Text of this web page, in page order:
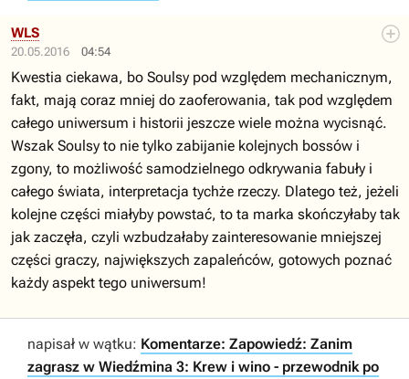
20.05.2016 04:54
WLS
Kwestia ciekawa, bo Soulsy pod względem mechanicznym,
fakt, mają coraz mniej do zaoferowania, tak pod względem
całego uniwersum i historii jeszcze wiele można wycisnąć.
Wszak Soulsy to nie tylko zabijanie kolejnych bossów i
zgony, to możliwość samodzielnego odkrywania fabuły i
całego świata, interpretacja tychże rzeczy. Dlatego też, jeżeli
kolejne części miałyby powstać, to ta marka skończyłaby tak
jak zaczęła, czyli wzbudzałaby zainteresowanie mniejszej
części graczy, największych zapaleńców, gotowych poznać
każdy aspekt tego uniwersum!
napisał w wątku: Komentarze: Zapowiedź: Zanim
zagrasz w Wiedźmina 3: Krew i wino - przewodnik po